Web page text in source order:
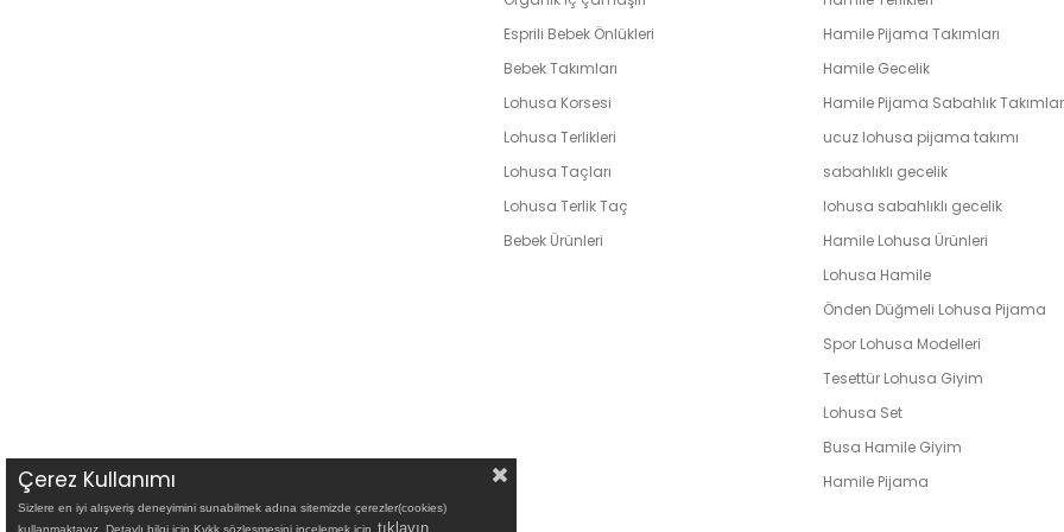
Esprili Bebek Önlükleri
Bebek Takımları
Lohusa Korsesi
Lohusa Terlikleri
Lohusa Taçları
Lohusa Terlik Taç
Bebek Ürünleri
Hamile Pijama Takımları
Hamile Gecelik
Hamile Pijama Sabahlık
ucuz lohusa pijama takımı
sabahlıklı gecelik
lohusa sabahlıklı gecelik
Hamile Lohusa Ürünleri
Lohusa Hamile
Önden Düğmeli Lohusa Pijama
Spor Lohusa Modelleri
Tesettür Lohusa Giyim
Lohusa Set
Busa Hamile Giyim
Hamile Pijama
Çerez Kullanımı
Sizlere en iyi alışveriş deneyimini sunabilmek adına sitemizde çerezler(cookies)
kullanmaktayız. Detaylı bilgi için Kvkk sözleşmesini incelemek için tıklayın